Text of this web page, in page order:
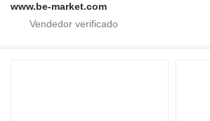
www.be-market.com